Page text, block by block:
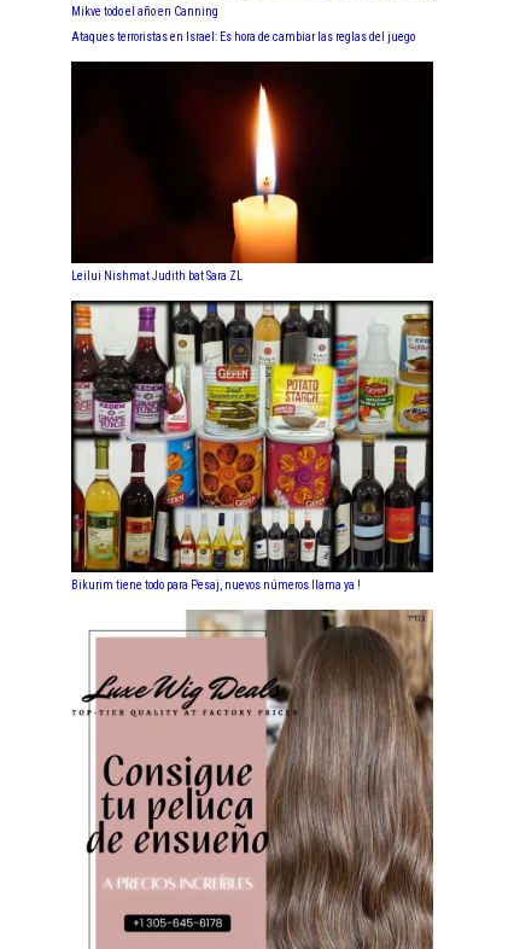
Mikve todo el año en Canning
Ataques terroristas en Israel: Es hora de cambiar las reglas del juego
Leilui Nishmat Judith bat Sara ZL
Bikurim tiene todo para Pesaj, nuevos números llama ya !